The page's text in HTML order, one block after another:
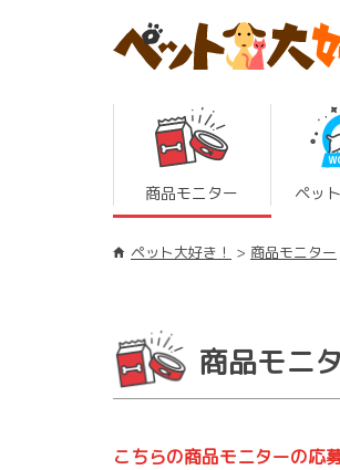
商品モニター ペッ
ペット大好き！ 商品モニター
商品モニ
こちらの商品モニターの応